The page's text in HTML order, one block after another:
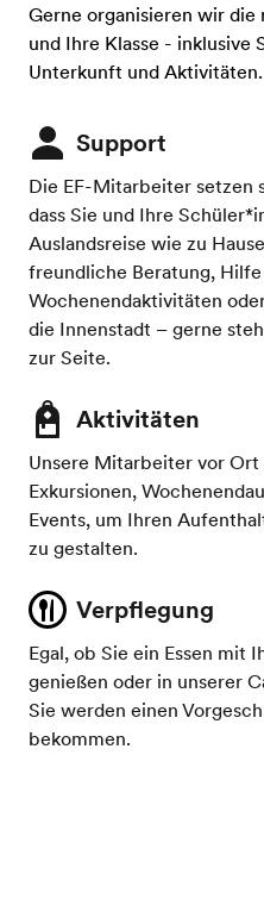
Gerne organisieren wir
und Ihre Klasse -
Unterkunft und Aktivitäten.
Support
Die EF-Mitarbeiter setzen
dass Sie und Ihre
Auslandsreise wie zu
freundliche Beratung,
Wochenendaktivitäten
die Innenstadt – gerne
zur Seite.
Aktivitäten
Unsere Mitarbeiter vor Ort
Exkursionen,
Events, um Ihren
zu gestalten.
Verpflegung
Egal, ob Sie ein Essen mit
genießen oder in unserer
Sie werden einen
bekommen.